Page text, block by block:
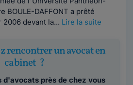
BOULE-DAFFONT a prêté
devant la... Lire la suite
rencontrer un avocat en
cabinet ?
d'avocats près de chez vous